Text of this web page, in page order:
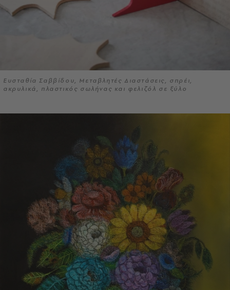
Ευσταθία Σαββίδου, Μεταβλητές Διαστάσεις, σπρέι,
ακρυλικά, πλαστικός σωλήνας και φελιζόλ σε ξύλο